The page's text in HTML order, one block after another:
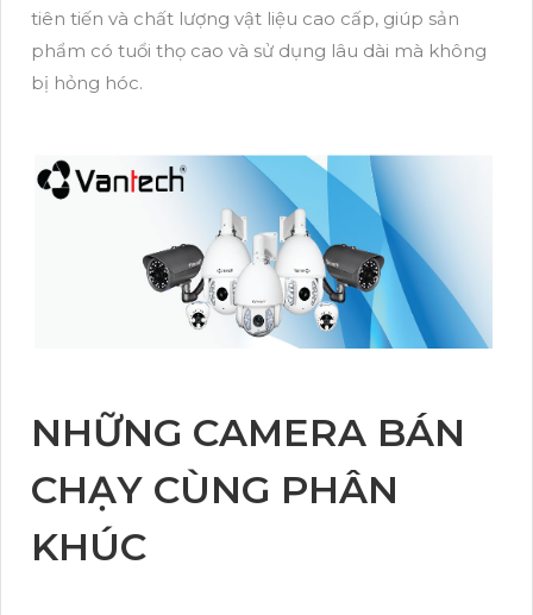
tiên tiến và chất lượng vật liệu cao cấp, giúp sản
phẩm có tuổi thọ cao và sử dụng lâu dài mà không
bị hỏng hóc.
NHỮNG CAMERA BÁN
CHẠY CÙNG PHÂN
KHÚC